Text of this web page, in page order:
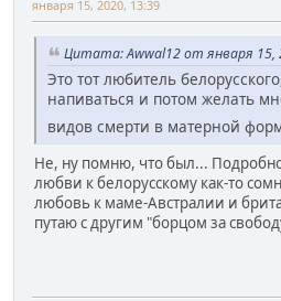
января 15, 2020, 13:39
Цитата: Awwal12 от января 15,
Это тот любитель
напиваться и потом желать
видов смерти в матерной
Не, ну помню, что был...
любви к белорусскому как-то
любовь к маме-Австралии и
путаю с другим "борцом за